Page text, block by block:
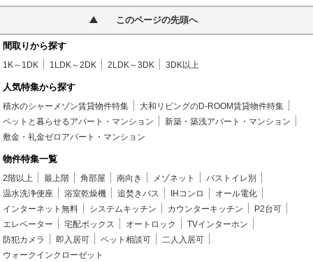
このページの先頭へ
間取りから探す
1K～1DK 1LDK～2DK 2LDK～3DK 3DK以上
人気特集から探す
積水のシャーメゾン賃貸物件特集
大和リビングのD-ROOM賃貸物件特集
ペットと暮らせるアパート・マンション
新築・築浅アパート・マンション
敷金・礼金ゼロアパート・マンション
物件特集一覧
2階以上 最上階 角部屋 南向き メゾネット
バストイレ別
温水洗浄便座
浴室乾燥機 追焚きバス IHコンロ
オール電化
インターネット無料
システムキッチン カウンターキッチン
P2台可
エレベーター
宅配ボックス オートロック
TVインターホン
防犯カメラ
即入居可 ペット相談可
二人入居可
ウォークインクローゼット